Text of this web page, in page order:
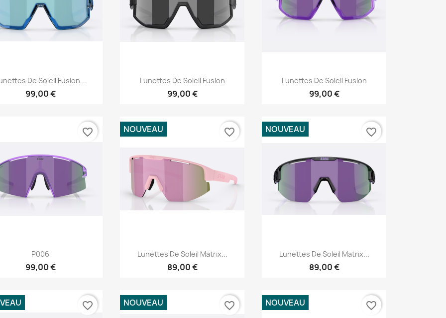
Aperçu rapide
De Soleil Fusion...
99,00 €
Aperçu rapide
Lunettes De Soleil Fusion
99,00 €
Aperçu rapide
Lunettes De Soleil Fusion
99,00 €
Aperçu rapide
P006
99,00 €
favorite_border
Aperçu rapide
Lunettes De Soleil Matrix...
89,00 €
NOUVEAU favorite_border
Aperçu rapide
Lunettes De Soleil Matrix...
89,00 €
NOUVEAU favorite_border
favorite_border NOUVEAU favorite_border NOUVEAU favorite_border